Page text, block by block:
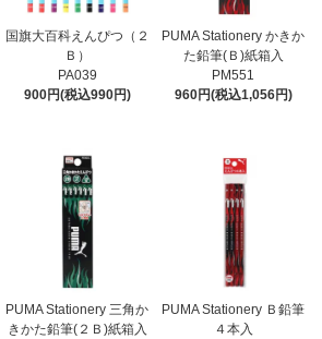
国旗大百科えんぴつ（２
Ｂ）
PA039
900円(税込990円)
PUMA Stationery かきか
た鉛筆(Ｂ)紙箱入
PM551
960円(税込1,056円)
PUMA Stationery 三角か
きかた鉛筆(２Ｂ)紙箱入
PUMA Stationery Ｂ鉛筆
４本入